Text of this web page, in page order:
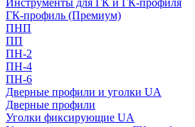
Инструменты для ГК и ГК-профиля
ГК-профиль (Премиум)
ПНП
ПП
ПН-2
ПН-4
ПН-6
Дверные профили и уголки UA
Дверные профили
Уголки фиксирующие UA